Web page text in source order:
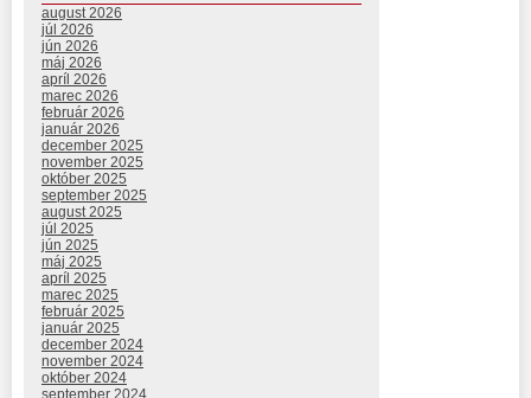
august 2026
júl 2026
jún 2026
máj 2026
apríl 2026
marec 2026
február 2026
január 2026
december 2025
november 2025
október 2025
september 2025
august 2025
júl 2025
jún 2025
máj 2025
apríl 2025
marec 2025
február 2025
január 2025
december 2024
november 2024
október 2024
september 2024